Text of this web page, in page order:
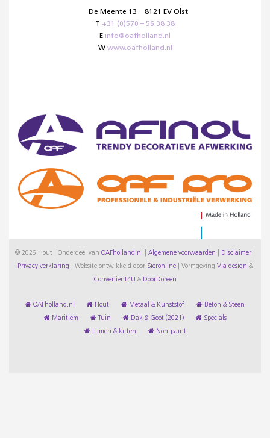
De Meente 13
8121 EV Olst
T +31 (0)570 – 56 38 38
E info@oafholland.nl
W www.oafholland.nl
© 2026 Hout | Onderdeel van OAFholland.nl Algemene voorwaarden Disclaimer
Privacy verklaring Website ontwikkeld door Sieronline Vormgeving Via design &
Convenient4U & DoorDoreen
OAFholland.nl Hout Metaal & Kunststof Beton & Steen
Maritiem Tuin Dak & Goot (2021) Specials
Lijmen & kitten Non-paint